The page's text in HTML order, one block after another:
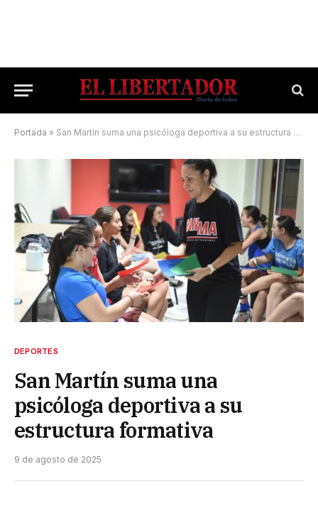
Portada » San Martín suma una psicóloga deportiva a su estructura formativa
DEPORTES
San Martín suma una
psicóloga deportiva a su
estructura formativa
9 de agosto de 2025